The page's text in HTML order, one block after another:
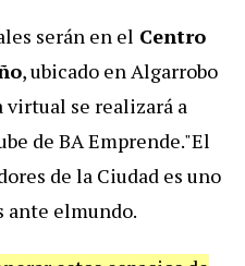
serán en el Centro
, ubicado en Algarrobo
virtual se realizará a
de BA Emprende."El
de la Ciudad es uno
ante elmundo.